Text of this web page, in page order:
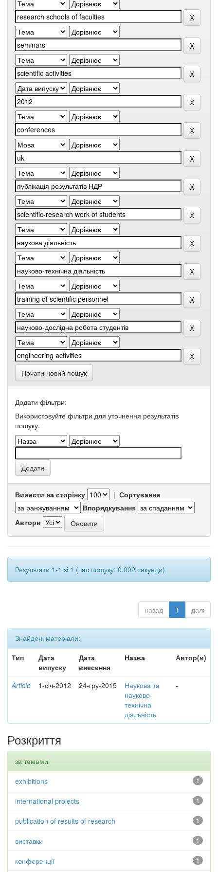
Почати новий пошук
Додати фільтри:
Використовуйте фільтри для уточнення результатів
пошуку.
Вивести на сторінку | Сортування
Впорядкування
Автори
Результати 1-1 зі 1 (час пошуку: 0.002 секунди).
назад 1 далі
Знайдені матеріали:
Тип
Дата
випуску
Дата
внесення
Назва Автор(и)
Article 1-січ-2012 24-гру-2015
Наукова та
науково-
технічна
діяльність
-
Розкриття
за темами
1
exhibitions
1
international projects
1
publication of results of research
1
виставки
1
конференції